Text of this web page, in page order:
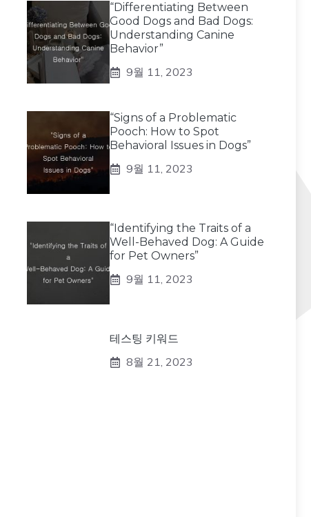
“Differentiating Between
Good Dogs and Bad Dogs:
Understanding Canine
Behavior”
9월 11, 2023
“Signs of a Problematic
Pooch: How to Spot
Behavioral Issues in Dogs”
9월 11, 2023
“Identifying the Traits of a
Well-Behaved Dog: A Guide
for Pet Owners”
9월 11, 2023
테스팅 키워드
8월 21, 2023